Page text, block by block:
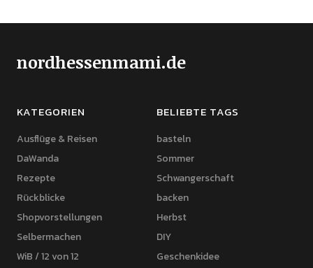
nordhessenmami.de
KATEGORIEN
Ausflüge & Reisen
DaWanda
Rezepte
Rückblicke
Shopvorstellungen
Selbermachen
WiB / 12 von 12
BELIEBTE TAGS
basteln
Sommer
Schwangerschaft
backen
Herbst
DIY
Geschenkidee